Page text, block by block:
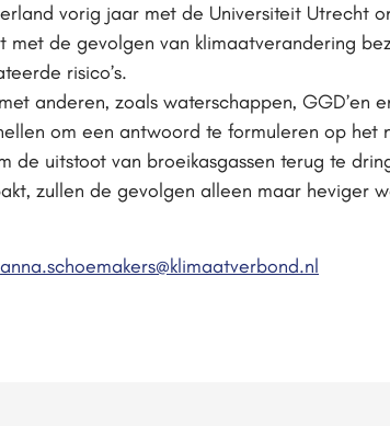
vorig jaar met de Universiteit Utrecht
de gevolgen van klimaatverandering
risico’s.
anderen, zoals waterschappen, GGD’en
om een antwoord te formuleren op het
uitstoot van broeikasgassen terug te
zullen de gevolgen alleen maar heviger
anna.schoemakers@klimaatverbond.nl